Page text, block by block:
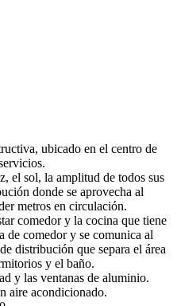
ubicado en el centro de
el sol, la amplitud de todos sus
donde se aprovecha al
metros en circulación.
comedor y la cocina que tiene
de comedor y se comunica al
distribución que separa el área
y el baño.
y las ventanas de aluminio.
aire acondicionado.